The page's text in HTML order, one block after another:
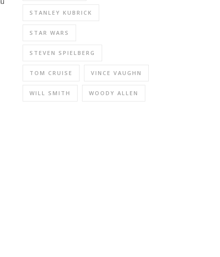
STANLEY KUBRICK
STAR WARS
STEVEN SPIELBERG
TOM CRUISE VINCE VAUGHN
WILL SMITH WOODY ALLEN